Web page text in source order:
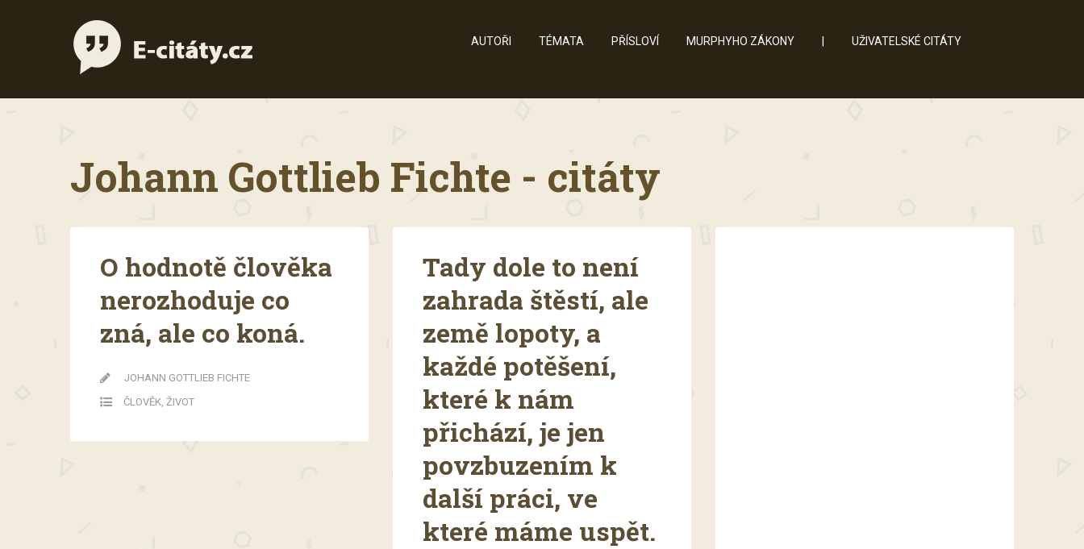
AUTOŘI TÉMATA PŘÍSLOVÍ MURPHYHO ZÁKONY UŽIVATELSKÉ CITÁTY
Johann Gottlieb Fichte - citáty
O hodnotě člověka
nerozhoduje co
zná, ale co koná.
JOHANN GOTTLIEB FICHTE
ČLOVĚK ŽIVOT
Tady dole to není
zahrada štěstí, ale
země lopoty, a
každé potěšení,
které k nám
přichází, je jen
povzbuzením k
další práci, ve
které máme uspět.